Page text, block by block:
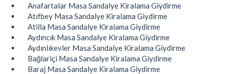
Anafartalar Masa Sandalye Kiralama Giydirme
Atıfbey Masa Sandalye Kiralama Giydirme
Atilla Masa Sandalye Kiralama Giydirme
Aydıncık Masa Sandalye Kiralama Giydirme
Aydınlıkevler Masa Sandalye Kiralama Giydirme
Bağlariçi Masa Sandalye Kiralama Giydirme
Baraj Masa Sandalye Kiralama Giydirme